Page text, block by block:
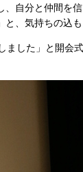
自分と仲間を
、気持ちの込
ました」と開会